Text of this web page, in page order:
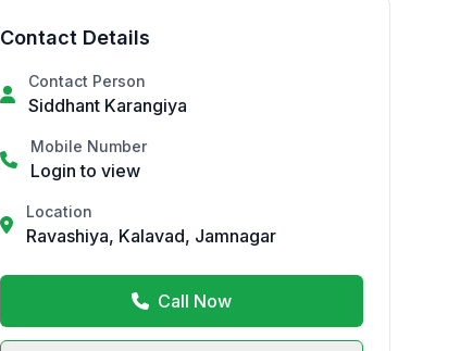
Contact Details
Contact Person
Siddhant Karangiya
Mobile Number
Login to view
Location
Ravashiya, Kalavad, Jamnagar
Call Now